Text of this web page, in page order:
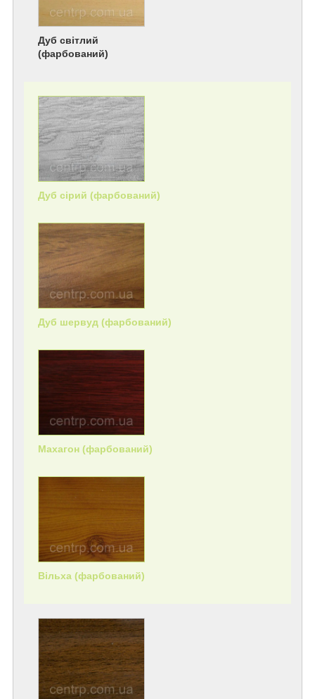
Дуб світлий
(фарбований)
Дуб сірий (фарбований)
Дуб шервуд (фарбований)
Махагон (фарбований)
Вільха (фарбований)